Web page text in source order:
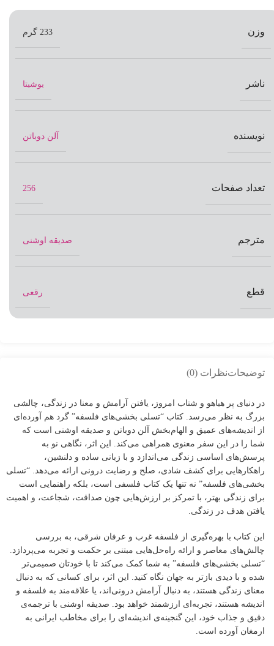
وزن 233 گرم
ناشر یوشیتا
نویسنده آلن دوباتن
تعداد صفحات 256
مترجم صدیقه اوشنی
قطع رقعی
توضیحاتنظرات (0)
در دنیای پر هیاهو و شتاب امروز، یافتن آرامش و معنا در زندگی، چالشی
بزرگ به نظر می‌رسد. کتاب “تسلی بخشی‌های فلسفه” گرد هم آورده‌ای
از اندیشه‌های عمیق و الهام‌بخش آلن دوباتن و صديقه اوشنی است که
شما را در این سفر معنوی همراهی می‌کند. این اثر، نگاهی نو به
پرسش‌های اساسی زندگی می‌اندازد و با زبانی ساده و دلنشین،
راهکارهایی برای کشف شادی، صلح و رضایت درونی ارائه می‌دهد. “تسلی
بخشی‌های فلسفه” نه تنها یک کتاب فلسفی است، بلکه راهنمایی است
برای زندگی بهتر، با تمرکز بر ارزش‌هایی چون صداقت، شجاعت، و اهمیت
یافتن هدف در زندگی.
این کتاب با بهره‌گیری از فلسفه غرب و عرفان شرقی، به بررسی
چالش‌های معاصر و ارائه راه‌حل‌هایی مبتنی بر حکمت و تجربه می‌پردازد.
“تسلی بخشی‌های فلسفه” به شما کمک می‌کند تا با خودتان صمیمی‌تر
شده و با دیدی بازتر به جهان نگاه کنید. این اثر، برای کسانی که به دنبال
معنای زندگی هستند، به دنبال آرامش درونی‌اند، یا علاقه‌مند به فلسفه و
اندیشه هستند، تجربه‌ای ارزشمند خواهد بود. صدیقه اوشنی با ترجمه‌ی
دقیق و جذاب خود، این گنجینه‌ی اندیشه‌ای را برای مخاطب ایرانی به
ارمغان آورده است.